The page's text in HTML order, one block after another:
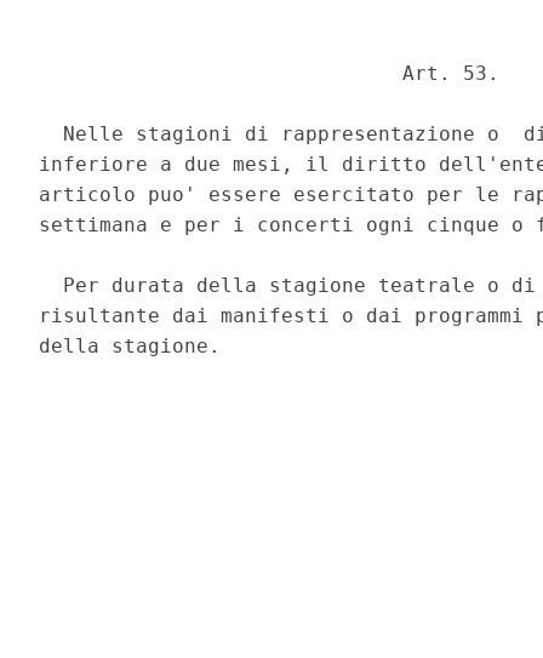
                              Art. 53.
Nelle stagioni di rappresentazione o
inferiore a due mesi, il diritto
articolo puo' essere esercitato per le
settimana e per i concerti ogni cinque
Per durata della stagione teatrale o
risultante dai manifesti o dai